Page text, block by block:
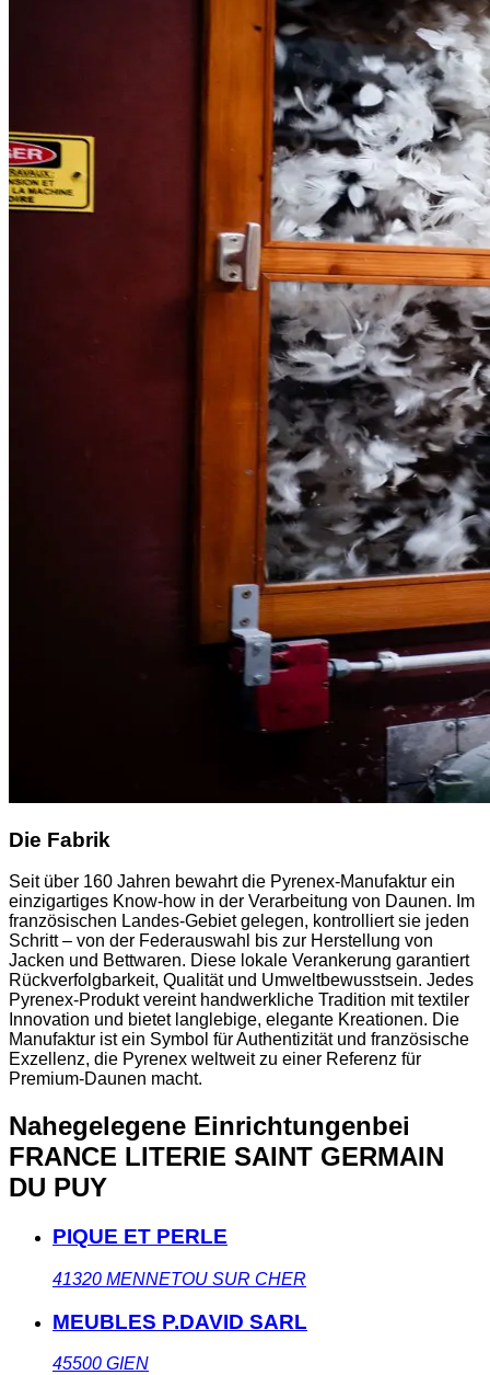
Die Fabrik
Seit über 160 Jahren bewahrt die Pyrenex-Manufaktur ein
einzigartiges Know-how in der Verarbeitung von Daunen. Im
französischen Landes-Gebiet gelegen, kontrolliert sie jeden
Schritt – von der Federauswahl bis zur Herstellung von
Jacken und Bettwaren. Diese lokale Verankerung garantiert
Rückverfolgbarkeit, Qualität und Umweltbewusstsein. Jedes
Pyrenex-Produkt vereint handwerkliche Tradition mit textiler
Innovation und bietet langlebige, elegante Kreationen. Die
Manufaktur ist ein Symbol für Authentizität und französische
Exzellenz, die Pyrenex weltweit zu einer Referenz für
Premium-Daunen macht.
Nahegelegene Einrichtungenbei
FRANCE LITERIE SAINT GERMAIN
DU PUY
PIQUE ET PERLE
41320 MENNETOU SUR CHER
MEUBLES P.DAVID SARL
45500 GIEN